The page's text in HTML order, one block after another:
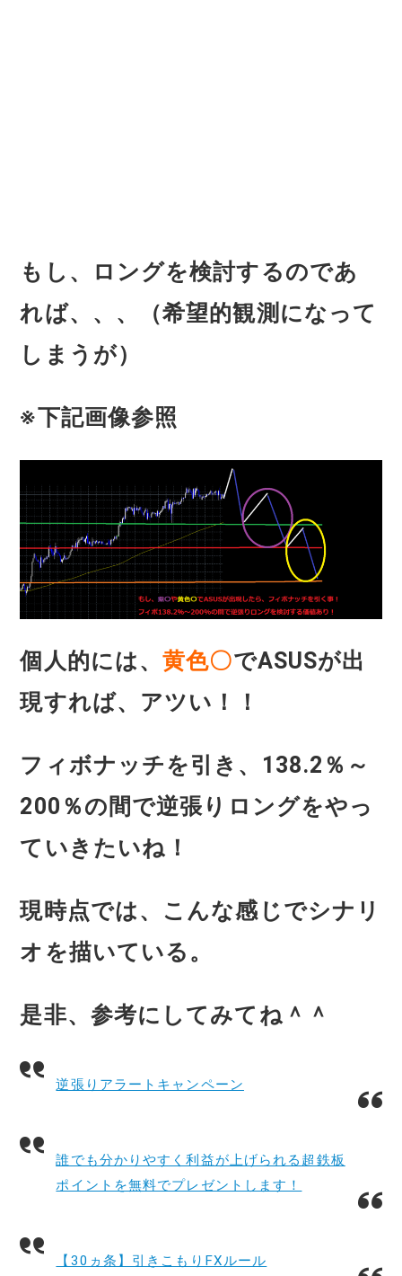
もし、ロングを検討するのであ
れば、、、（希望的観測になって
しまうが）
※下記画像参照
個人的には、黄色〇でASUSが出
現すれば、アツい！！
フィボナッチを引き、138.2％～
200％の間で逆張りロングをやっ
ていきたいね！
現時点では、こんな感じでシナリ
オを描いている。
是非、参考にしてみてね＾＾
逆張りアラートキャンペーン
誰でも分かりやすく利益が上げられる超鉄板
ポイントを無料でプレゼントします！
【30ヵ条】引きこもりFXルール